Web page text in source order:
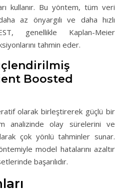
kullanır. Bu yöntem, tüm veri
az önyargılı ve daha hızlı
genellikle Kaplan-Meier
tahmin eder.
Boosted
olarak birleştirerek güçlü bir
analizinde olay sürelerini ve
çok yönlü tahminler sunar.
model hatalarını azaltır
başarılıdır.